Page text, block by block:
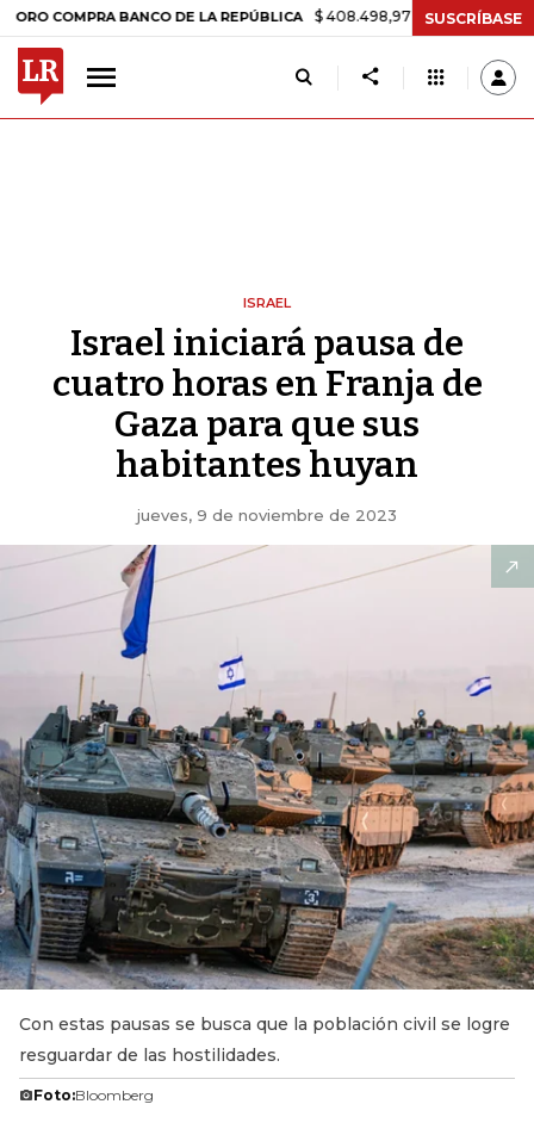
BANCO DE LA REPÚBLICA $ 408.498,97 +$ 8.753,81 +2,19%
SUSCRÍBASE
ISRAEL
Israel iniciará pausa de
cuatro horas en Franja de
Gaza para que sus
habitantes huyan
jueves, 9 de noviembre de 2023
Con estas pausas se busca que la población civil se logre
resguardar de las hostilidades.
Foto:Bloomberg